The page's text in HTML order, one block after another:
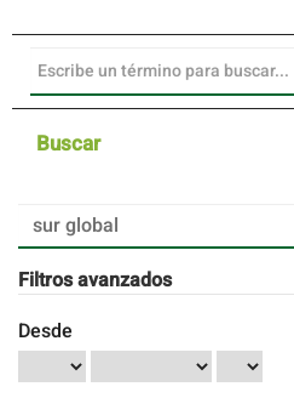
Buscar
Buscar
artículos
por
Filtros avanzados
Desde